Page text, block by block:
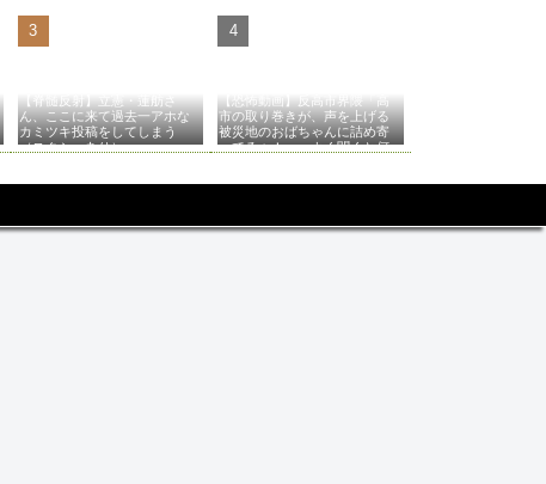
【脊髄反射】立憲・蓮舫さ
ん、ここに来て過去一アホな
カミツキ投稿をしてしまう
（スクショあり）
【恐怖動画】反高市界隈「高
市の取り巻きが、声を上げる
被災地のおばちゃんに詰め寄
ってるぅ！」→よく聞くと何